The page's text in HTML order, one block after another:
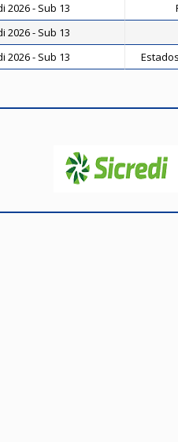
2026 - Sub 13
2026 - Sub 13
2026 - Sub 13